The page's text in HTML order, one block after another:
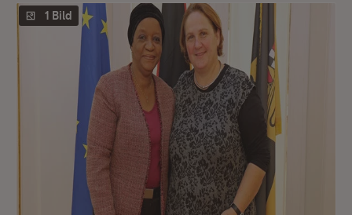
1 Bild